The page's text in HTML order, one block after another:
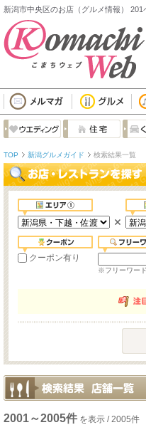
新潟市中央区のお店（グルメ情報） 201
TOP 新潟グルメガイド 検索結果一覧
クーポン有り
※フリーワー
2001～2005件 を表示 / 2005件